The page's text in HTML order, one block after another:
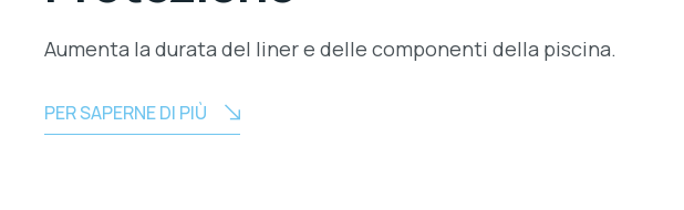
Aumenta la durata del liner e delle componenti della piscina​.
PER SAPERNE DI PIÙ